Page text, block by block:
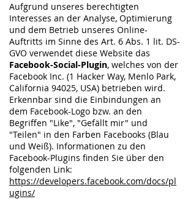
Aufgrund unseres berechtigten
Interesses an der Analyse, Optimierung
und dem Betrieb unseres Online-
Auftritts im Sinne des Art. 6 Abs. 1 lit. DS-
GVO verwendet diese Website das
Facebook-Social-Plugin, welches von der
Facebook Inc. (1 Hacker Way, Menlo Park,
California 94025, USA) betrieben wird.
Erkennbar sind die Einbindungen an
dem Facebook-Logo bzw. an den
Begriffen "Like", "Gefällt mir" und
"Teilen" in den Farben Facebooks (Blau
und Weiß). Informationen zu den
Facebook-Plugins finden Sie über den
folgenden Link:
https://developers.facebook.com/docs/pl
ugins/